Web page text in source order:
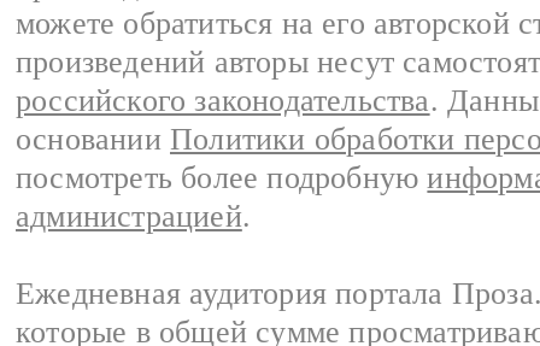
можете обратиться на его авторской
произведений авторы несут
российского законодательства.
основании Политики обработки
посмотреть более подробную
администрацией.
Ежедневная аудитория портала
которые в общей сумме